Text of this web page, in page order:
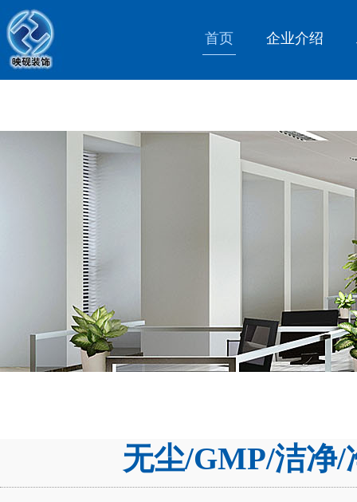
首页 企业介绍
无尘/GMP/洁净